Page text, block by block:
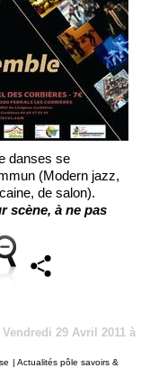
(Modern jazz,
de salon).
scène, à ne pas
29 Avril 2011 à
| Actualités pôle savoirs &